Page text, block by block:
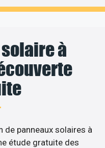
à
de panneaux solaires à
étude gratuite des